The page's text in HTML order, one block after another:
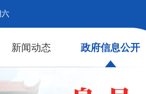
六
新闻动态 政府信息公开